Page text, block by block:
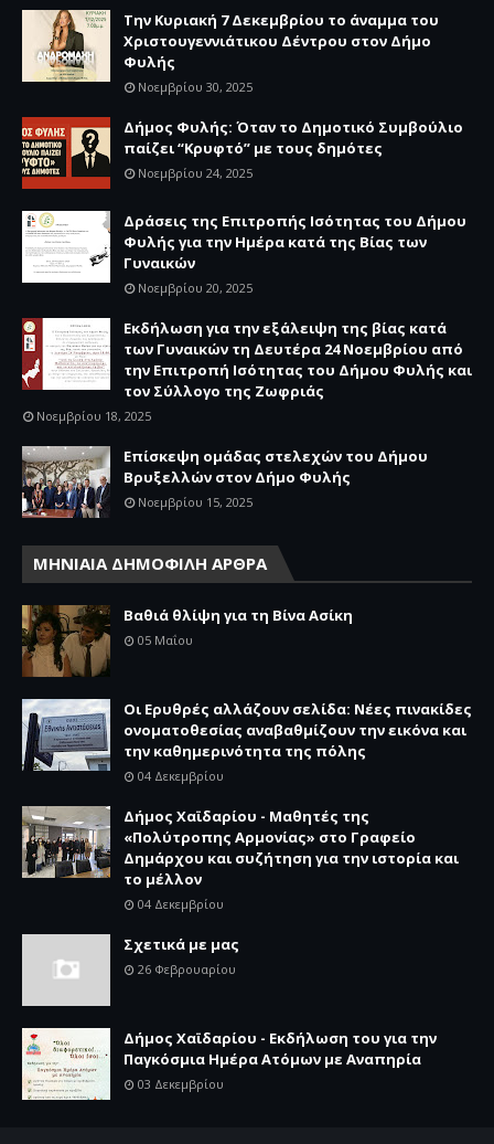
Την Κυριακή 7 Δεκεμβρίου το άναμμα του
Χριστουγεννιάτικου Δέντρου στον Δήμο
Φυλής
Νοεμβρίου 30, 2025
Δήμος Φυλής: Όταν το Δημοτικό Συμβούλιο
παίζει “Κρυφτό” με τους δημότες
Νοεμβρίου 24, 2025
Δράσεις της Επιτροπής Ισότητας του Δήμου
Φυλής για την Ημέρα κατά της Βίας των
Γυναικών
Νοεμβρίου 20, 2025
Εκδήλωση για την εξάλειψη της βίας κατά
των Γυναικών τη Δευτέρα 24 Νοεμβρίου από
την Επιτροπή Ισότητας του Δήμου Φυλής και
τον Σύλλογο της Ζωφριάς
Νοεμβρίου 18, 2025
Επίσκεψη ομάδας στελεχών του Δήμου
Βρυξελλών στον Δήμο Φυλής
Νοεμβρίου 15, 2025
ΜΗΝΙΑΙΑ ΔΗΜΟΦΙΛΗ ΑΡΘΡΑ
Βαθιά θλίψη για τη Βίνα Ασίκη
05 Μαΐου
Οι Ερυθρές αλλάζουν σελίδα: Νέες πινακίδες
ονοματοθεσίας αναβαθμίζουν την εικόνα και
την καθημερινότητα της πόλης
04 Δεκεμβρίου
Δήμος Χαϊδαρίου - Μαθητές της
«Πολύτροπης Αρμονίας» στο Γραφείο
Δημάρχου και συζήτηση για την ιστορία και
το μέλλον
04 Δεκεμβρίου
Σχετικά με μας
26 Φεβρουαρίου
Δήμος Χαϊδαρίου - Εκδήλωση του για την
Παγκόσμια Ημέρα Ατόμων με Αναπηρία
03 Δεκεμβρίου